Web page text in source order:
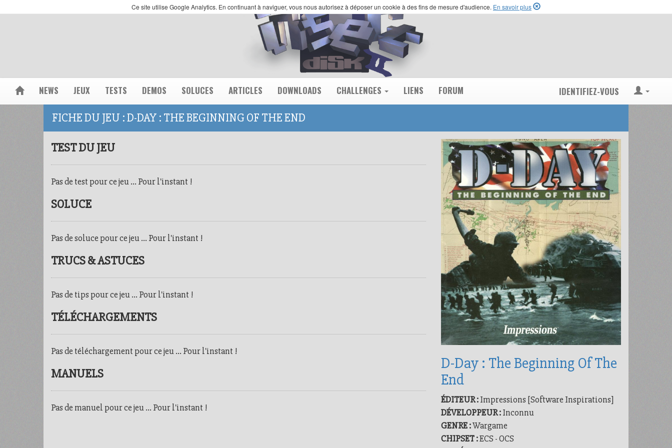
Ce site utilise Google Analytics. En continuant à naviguer, vous nous autorisez à déposer un cookie à des fins de mesure d'audience. En savoir plus
NEWS JEUX TESTS DEMOS SOLUCES ARTICLES DOWNLOADS CHALLENGES LIENS FORUM IDENTIFIEZ-VOUS
FICHE DU JEU : D-DAY : THE BEGINNING OF THE END
TEST DU JEU
Pas de test pour ce jeu ... Pour l'instant !
SOLUCE
Pas de soluce pour ce jeu ... Pour l'instant !
TRUCS & ASTUCES
Pas de tips pour ce jeu ... Pour l'instant !
TÉLÉCHARGEMENTS
Pas de téléchargement pour ce jeu ... Pour l'instant !
MANUELS
Pas de manuel pour ce jeu ... Pour l'instant !
D-Day : The Beginning Of The
End
ÉDITEUR :Impressions [Software Inspirations]
DÉVELOPPEUR :Inconnu
GENRE :Wargame
CHIPSET :ECS - OCS